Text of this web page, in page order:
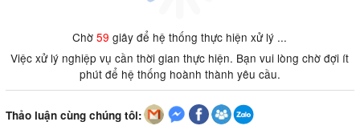
Chờ59 giây để hệ thống thực hiện xử lý ...
Việc xử lý nghiệp vụ cần thời gian thực hiện. Bạn vui lòng chờ đợi ít
phút để hệ thống hoành thành yêu cầu.
Thảo luận cùng chúng tôi: